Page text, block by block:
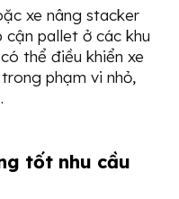
xe nâng stacker
cận pallet ở các khu
thể điều khiển xe
phạm vi nhỏ,
tốt nhu cầu